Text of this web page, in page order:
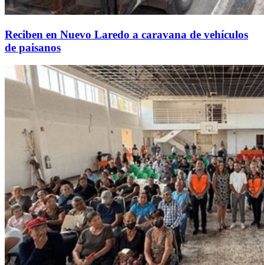
Reciben en Nuevo Laredo a caravana de vehículos
de paisanos